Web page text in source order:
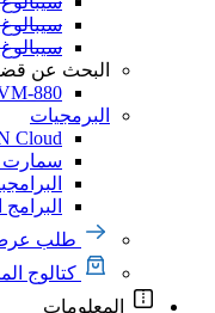
سيبالوغ
سيبالوغ P-3-ميني
البحث عن
VM-880
البرمجيات
Cloud
سمارت
البرامج
البرامج
طلب عرض
كتالوج
المعلومات